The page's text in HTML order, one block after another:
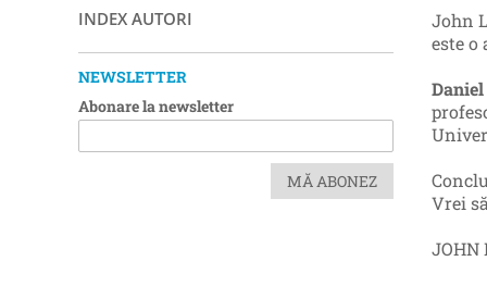
John
este o
Vrei
JOHN
INDEX AUTORI
NEWSLETTER
Abonare la newsletter
MĂ ABONEZ